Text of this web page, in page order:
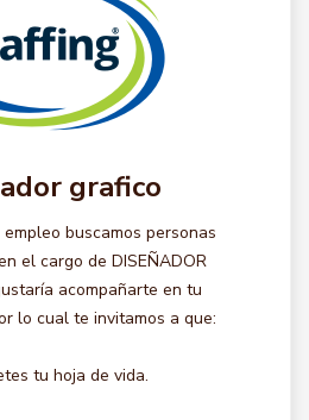
grafico
buscamos personas
el cargo de DISEÑADOR
acompañarte en tu
lo cual te invitamos a que:
tu hoja de vida.